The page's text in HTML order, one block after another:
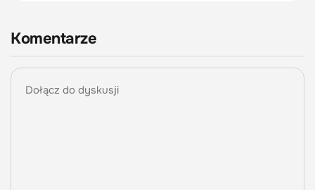
Komentarze